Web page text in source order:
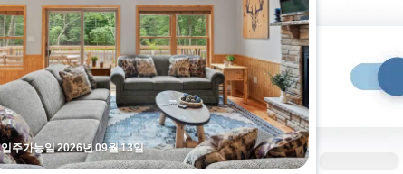
입주가능일 2026년 09월 13일